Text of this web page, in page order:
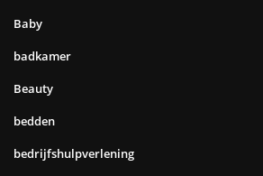
Baby
badkamer
Beauty
bedden
bedrijfshulpverlening